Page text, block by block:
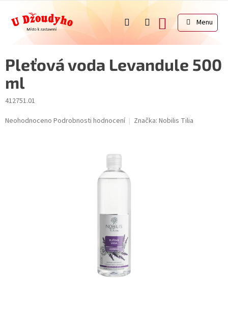
obsah
NÁKUPNÍ
KOŠÍK
Pleťová voda Levandule 500
ml
412751.01
Průměrné
Neohodnoceno Podrobnosti hodnocení Značka: Nobilis Tilia